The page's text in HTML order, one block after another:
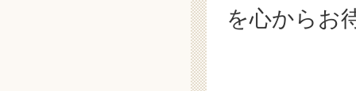
を心からお